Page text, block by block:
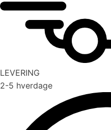
LEVERING
2-5 hverdage